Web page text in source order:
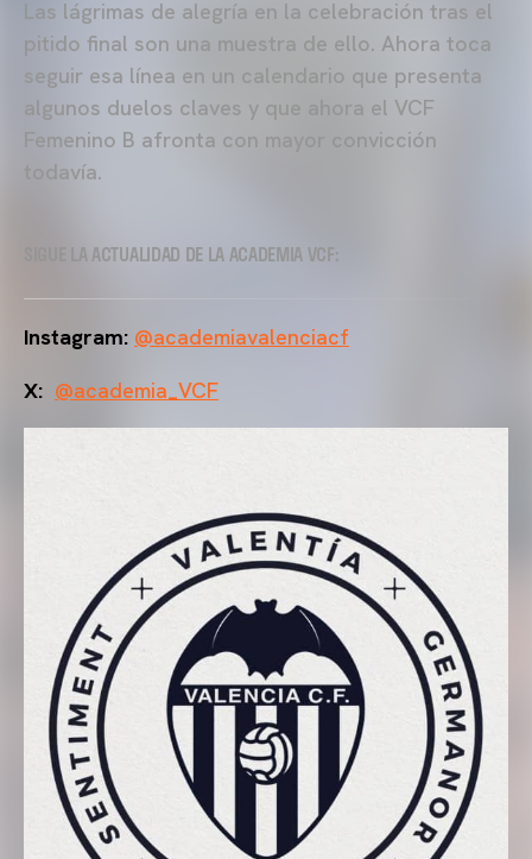
Las lágrimas de alegría en la celebración tras el
pitido final son una muestra de ello. Ahora toca
seguir esa línea en un calendario que presenta
algunos duelos claves y que ahora el VCF
Femenino B afronta con mayor convicción
todavía.
SIGUE LA ACTUALIDAD DE LA ACADEMIA VCF:
Instagram: @academiavalenciacf
X: @academia_VCF